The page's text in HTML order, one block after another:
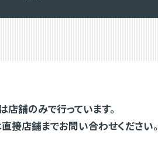
店舗のみで行っています。
接店舗までお問い合わせください。